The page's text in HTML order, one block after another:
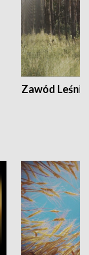
Zawód Leśnik